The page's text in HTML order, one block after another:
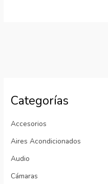
Categorías
Accesorios
Aires Acondicionados
Audio
Cámaras